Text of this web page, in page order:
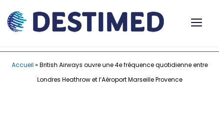
Accueil » British Airways ouvre une 4e fréquence quotidienne entre
Londres Heathrow et l’Aéroport Marseille Provence